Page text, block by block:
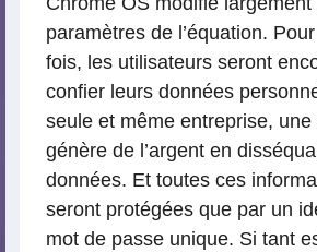
paramètres de l’équation.
fois, les utilisateurs seront
confier leurs données
seule et même entreprise,
génère de l’argent en
données. Et toutes ces
seront protégées que par un
mot de passe unique. Si tant